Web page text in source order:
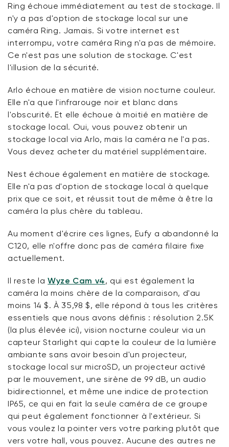
Ring échoue immédiatement au test de stockage. Il
n'y a pas d'option de stockage local sur une
caméra Ring. Jamais. Si votre internet est
interrompu, votre caméra Ring n'a pas de mémoire.
Ce n'est pas une solution de stockage. C'est
l'illusion de la sécurité.
Arlo échoue en matière de vision nocturne couleur.
Elle n'a que l'infrarouge noir et blanc dans
l'obscurité. Et elle échoue à moitié en matière de
stockage local. Oui, vous pouvez obtenir un
stockage local via Arlo, mais la caméra ne l'a pas.
Vous devez acheter du matériel supplémentaire.
Nest échoue également en matière de stockage.
Elle n'a pas d'option de stockage local à quelque
prix que ce soit, et réussit tout de même à être la
caméra la plus chère du tableau.
Au moment d'écrire ces lignes, Eufy a abandonné la
C120, elle n'offre donc pas de caméra filaire fixe
actuellement.
Il reste laWyze Cam v4, qui est également la
caméra la moins chère de la comparaison, d'au
moins 14 $. À 35,98 $, elle répond à tous les critères
essentiels que nous avons définis : résolution 2.5K
(la plus élevée ici), vision nocturne couleur via un
capteur Starlight qui capte la couleur de la lumière
ambiante sans avoir besoin d'un projecteur,
stockage local sur microSD, un projecteur activé
par le mouvement, une sirène de 99 dB, un audio
bidirectionnel, et même une indice de protection
IP65, ce qui en fait la seule caméra de ce groupe
qui peut également fonctionner à l'extérieur. Si
vous voulez la pointer vers votre parking plutôt que
vers votre hall, vous pouvez. Aucune des autres ne